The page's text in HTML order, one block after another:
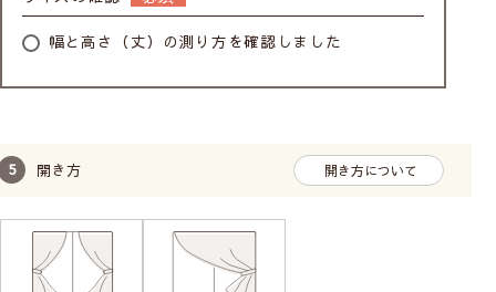
幅と高さ（丈）の測り方を確認しました
開き方 開き方について